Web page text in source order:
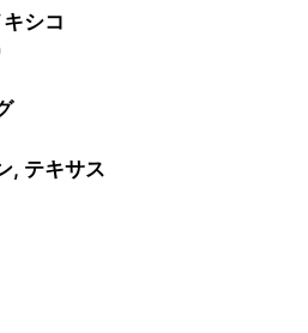
シコ
, テキサス